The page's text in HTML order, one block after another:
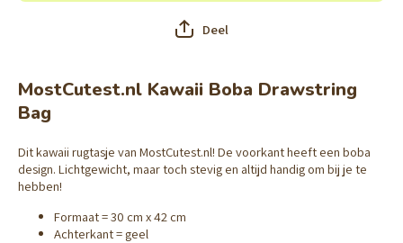
Deel
MostCutest.nl Kawaii Boba Drawstring
Bag
Dit kawaii rugtasje van MostCutest.nl! De voorkant heeft een boba
design. Lichtgewicht, maar toch stevig en altijd handig om bij je te
hebben!
Formaat = 30 cm x 42 cm
Achterkant = geel